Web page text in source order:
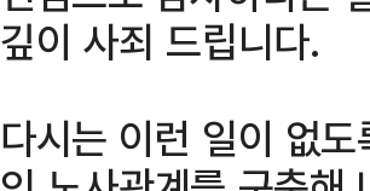
깊이 사죄 드립니다.
다시는 이런 일이 없